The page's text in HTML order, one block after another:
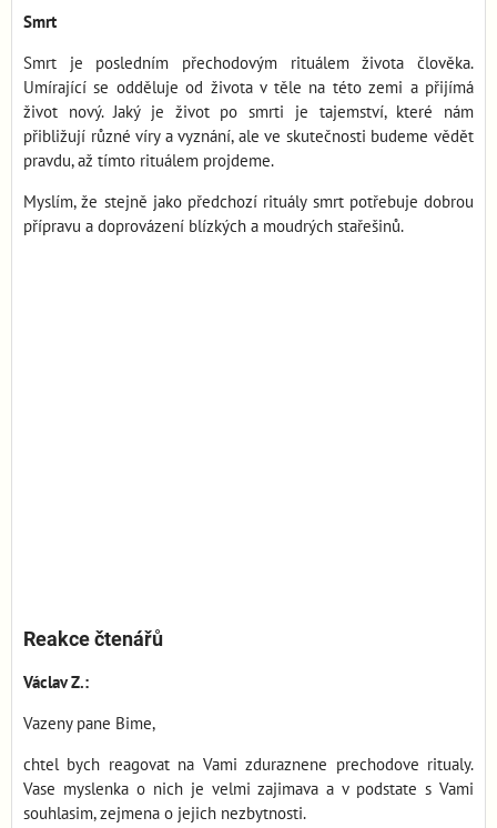
Smrt
Smrt je posledním přechodovým rituálem života člověka.
Umírající se odděluje od života v těle na této zemi a přijímá
život nový. Jaký je život po smrti je tajemství, které nám
přibližují různé víry a vyznání, ale ve skutečnosti budeme vědět
pravdu, až tímto rituálem projdeme.
Myslím, že stejně jako předchozí rituály smrt potřebuje dobrou
přípravu a doprovázení blízkých a moudrých stařešinů.
Reakce čtenářů
Václav Z.:
Vazeny pane Bime,
chtel bych reagovat na Vami zduraznene prechodove ritualy.
Vase myslenka o nich je velmi zajimava a v podstate s Vami
souhlasim, zejmena o jejich nezbytnosti.